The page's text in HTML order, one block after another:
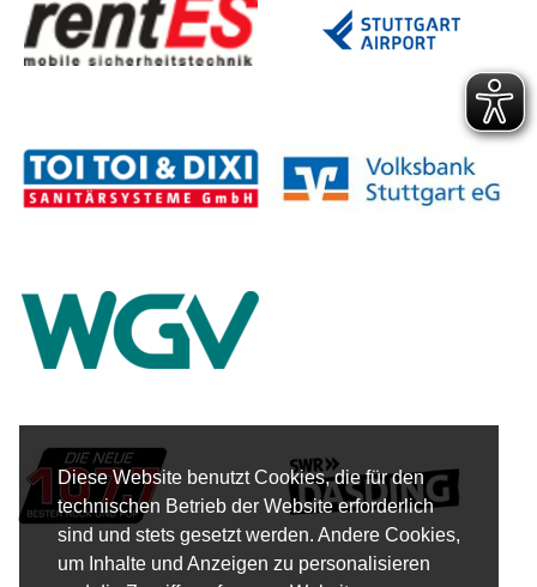
Diese Website benutzt Cookies, die für den
technischen Betrieb der Website erforderlich
sind und stets gesetzt werden. Andere Cookies,
um Inhalte und Anzeigen zu personalisieren